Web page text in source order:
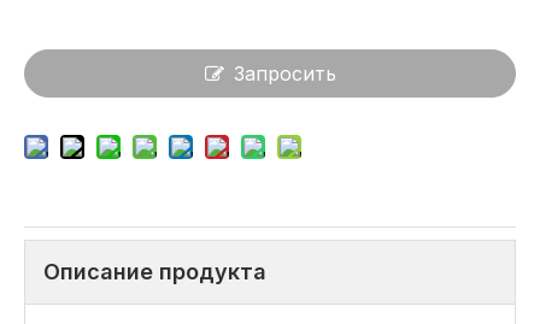
Запросить
Описание продукта